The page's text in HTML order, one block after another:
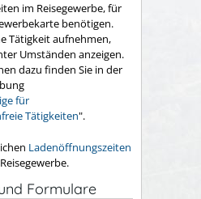
im Reisegewerbe, für
benötigen.
Tätigkeit aufnehmen,
Umständen anzeigen.
dazu finden Sie in der
für
Tätigkeiten".
Ladenöffnungszeiten
Formulare